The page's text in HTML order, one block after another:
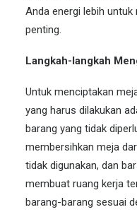
Anda energi lebih
penting.
Langkah-langkah
Untuk menciptakan
yang harus dilakukan
barang yang tidak
membersihkan meja
tidak digunakan, dan
membuat ruang kerja
barang-barang sesuai